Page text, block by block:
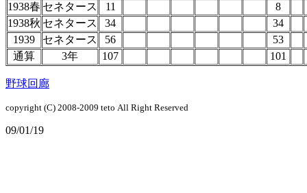
1938春 セネタース 11
8
1938秋 セネタース 34
34
1939
セネタース 56
53
通算
3年 107 101
野球回廊
copyright (C) 2008-2009 teto All Right Reserved
09/01/19